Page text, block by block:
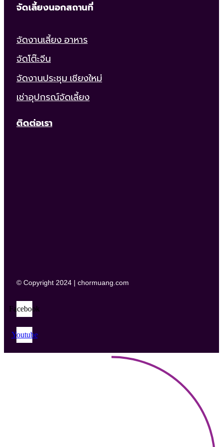
จัดเลี้ยงนอกสถานที่
จัดงานเลี้ยง อาหาร
จัดโต๊ะจีน
จัดงานประชุม เชียงใหม่
เช่าอุปกรณ์จัดเลี้ยง
ติดต่อเรา
© Copyright 2024 | chormuang.com
Facebook
Youtube